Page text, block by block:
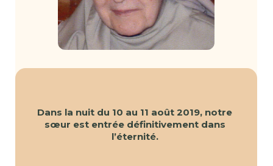
Dans la nuit du 10 au 11 août 2019, notre
sœur est entrée définitivement dans
l’éternité.